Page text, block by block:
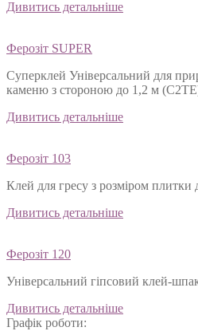
Дивитись детальніше
Ферозіт SUPER
Суперклей Універсальний для
каменю з стороною до 1,2 м
Дивитись детальніше
Ферозіт 103
Клей для гресу з розміром плитки
Дивитись детальніше
Ферозіт 120
Універсальний гіпсовий клей-
Дивитись детальніше
Графік роботи: